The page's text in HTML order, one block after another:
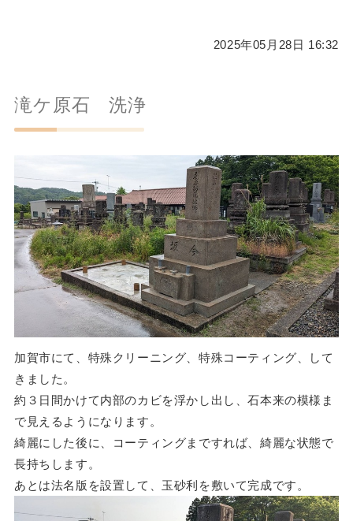
2025年05月28日 16:32
滝ケ原石 洗浄
加賀市にて、特殊クリーニング、特殊コーティング、して
きました。
約３日間かけて内部のカビを浮かし出し、石本来の模様ま
で見えるようになります。
綺麗にした後に、コーティングまですれば、綺麗な状態で
長持ちします。
あとは法名版を設置して、玉砂利を敷いて完成です。